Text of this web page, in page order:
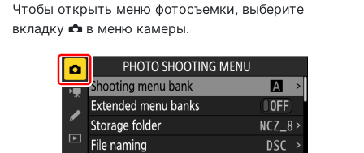
Чтобы открыть меню фотосъемки, выберите
вкладку C в меню камеры.